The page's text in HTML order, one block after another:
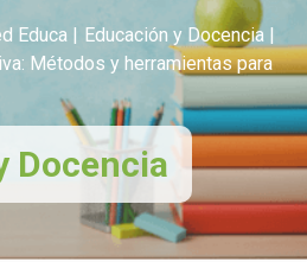
Educa
Educación y Docencia
Métodos y herramientas para
Docencia